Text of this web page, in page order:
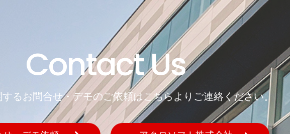
Contact Us
するお問合せ・デモのご依頼はこちらよりご連絡ください。